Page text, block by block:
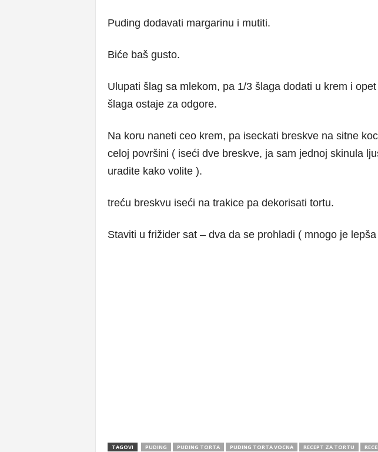
Puding dodavati margarinu i mutiti.
Biće baš gusto.
Ulupati šlag sa mlekom, pa 1/3 šlaga dodati u krem i
šlaga ostaje za odgore.
Na koru naneti ceo krem, pa iseckati breskve na sitne
celoj površini ( iseći dve breskve, ja sam jednoj skinula
uradite kako volite ).
treću breskvu iseći na trakice pa dekorisati tortu.
Staviti u frižider sat – dva da se prohladi ( mnogo je
TAGOVI PUDING PUDING TORTA PUDING TORTA VOCNA RECEPT ZA TORTU